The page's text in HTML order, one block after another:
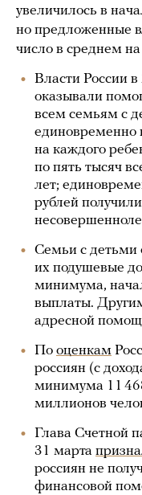
увеличилось в
но предложенные
число в среднем
Власти России в
оказывали
всем семьям с
единовременно
на каждого
по пять тысяч
лет;
рублей
Семьи с детьми
их подушевые
минимума,
выплаты.
адресной
По оценкам
россиян (с
минимума 11
миллионов
Глава Счетной
31 марта
россиян не
финансовой